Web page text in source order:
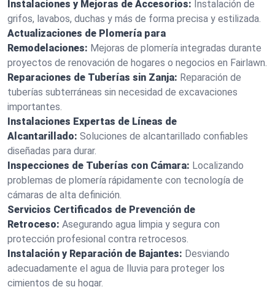
Instalaciones y Mejoras de Accesorios: Instalación de
grifos, lavabos, duchas y más de forma precisa y estilizada.
Actualizaciones de Plomería para
Remodelaciones: Mejoras de plomería integradas durante
proyectos de renovación de hogares o negocios en Fairlawn.
Reparaciones de Tuberías sin Zanja: Reparación de
tuberías subterráneas sin necesidad de excavaciones
importantes.
Instalaciones Expertas de Líneas de
Alcantarillado: Soluciones de alcantarillado confiables
diseñadas para durar.
Inspecciones de Tuberías con Cámara: Localizando
problemas de plomería rápidamente con tecnología de
cámaras de alta definición.
Servicios Certificados de Prevención de
Retroceso: Asegurando agua limpia y segura con
protección profesional contra retrocesos.
Instalación y Reparación de Bajantes: Desviando
adecuadamente el agua de lluvia para proteger los
cimientos de su hogar.